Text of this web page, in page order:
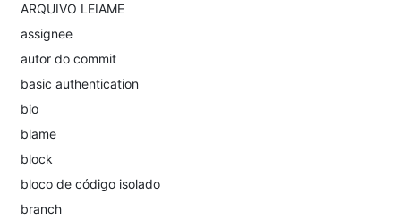
ARQUIVO LEIAME
assignee
autor do commit
basic authentication
bio
blame
block
bloco de código isolado
branch